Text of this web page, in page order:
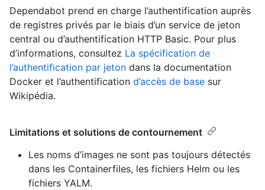
Dependabot prend en charge l’authentification auprès
de registres privés par le biais d’un service de jeton
central ou d’authentification HTTP Basic. Pour plus
d’informations, consultez La spécification de
l’authentification par jeton dans la documentation
Docker et l’authentification d’accès de base sur
Wikipédia.
Limitations et solutions de contournement
Les noms d’images ne sont pas toujours détectés
dans les Containerfiles, les fichiers Helm ou les
fichiers YALM.